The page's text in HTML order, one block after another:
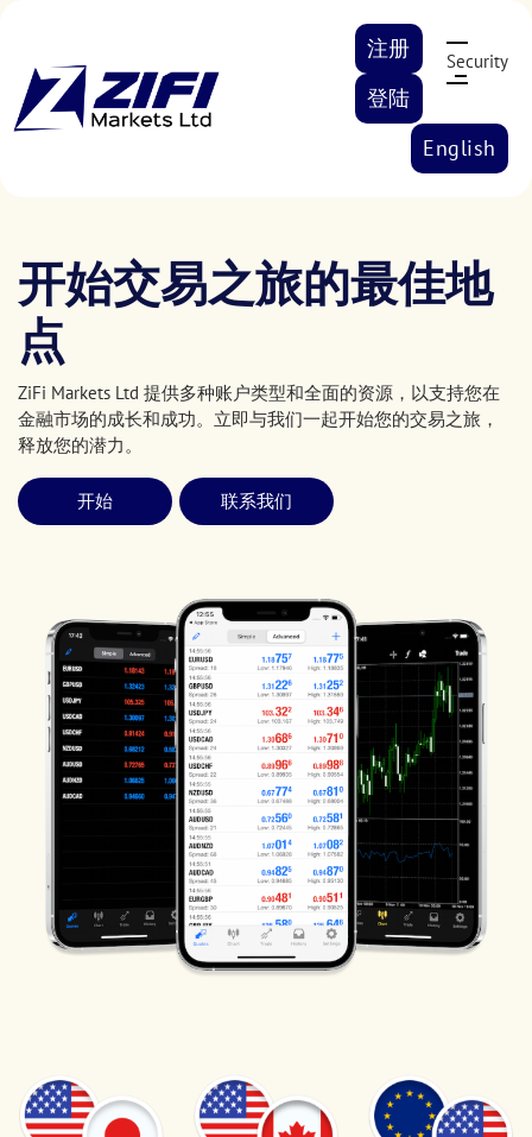
Security
注册
登陆
English
开始交易之旅的最佳地
点
ZiFi Markets Ltd 提供多种账户类型和全面的资源，以支持您在
金融市场的成长和成功。立即与我们一起开始您的交易之旅，
释放您的潜力。
开始 联系我们